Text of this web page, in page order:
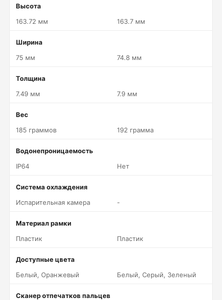
Высота
163.72 мм
163.7 мм
Ширина
75 мм
74.8 мм
Толщина
7.49 мм
7.9 мм
Вес
185 граммов
192 грамма
Водонепроницаемость
IP64
Нет
Система охлаждения
Испарительная камера
-
Материал рамки
Пластик
Пластик
Доступные цвета
Белый, Оранжевый
Белый, Серый, Зеленый
Сканер отпечатков пальцев